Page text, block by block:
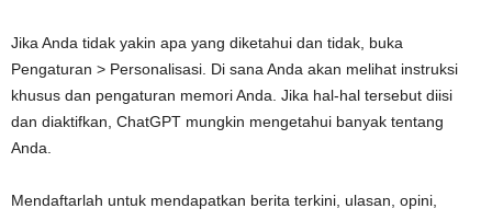
Jika Anda tidak yakin apa yang diketahui dan tidak, buka
Pengaturan > Personalisasi. Di sana Anda akan melihat instruksi
khusus dan pengaturan memori Anda. Jika hal-hal tersebut diisi
dan diaktifkan, ChatGPT mungkin mengetahui banyak tentang
Anda.
Mendaftarlah untuk mendapatkan berita terkini, ulasan, opini,